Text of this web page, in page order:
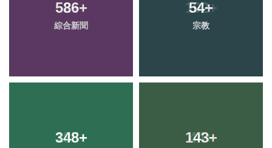
586+
綜合新聞
54+
宗教
348+ 143+